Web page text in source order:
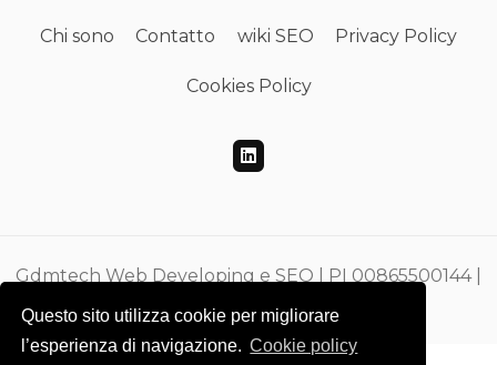
Questo sito utilizza cookie per migliorare
l’esperienza di navigazione. Cookie policy
Chi sono Contatto wiki SEO Privacy Policy
Cookies Policy
Gdmtech Web Developing e SEO | PI 00865500144 |
CF DMEGZN73A10F205M